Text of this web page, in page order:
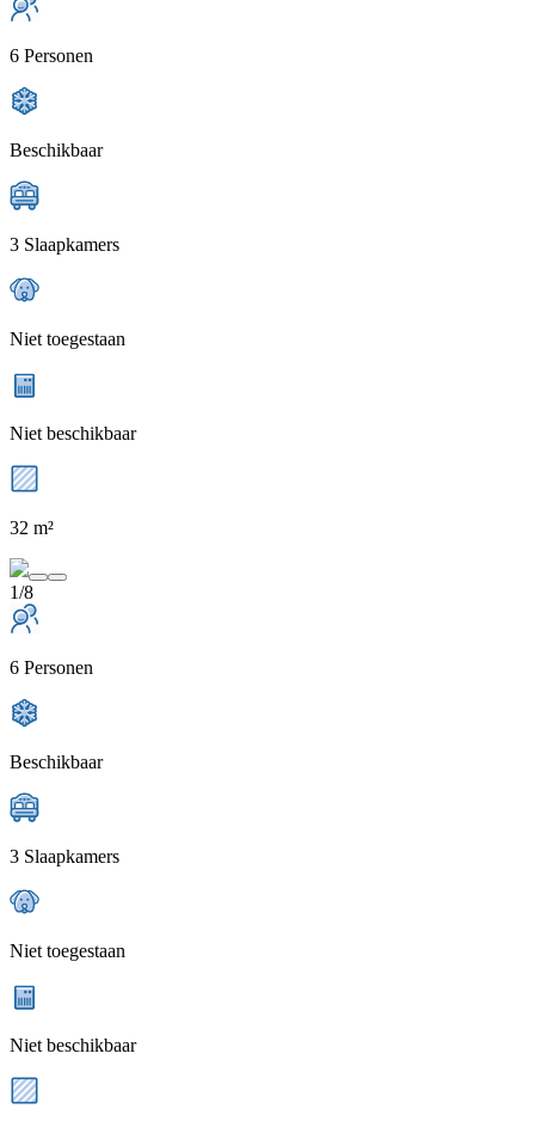
6 Personen
Beschikbaar
3 Slaapkamers
Niet toegestaan
Niet beschikbaar
32 m²
1/8
6 Personen
Beschikbaar
3 Slaapkamers
Niet toegestaan
Niet beschikbaar